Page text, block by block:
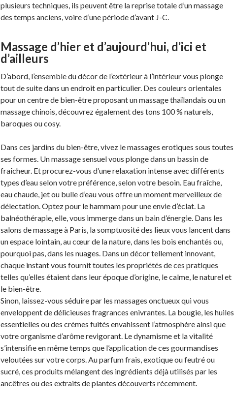
plusieurs techniques, ils peuvent être la reprise totale d’un massage
des temps anciens, voire d’une période d’avant J-C.
Massage d’hier et d’aujourd’hui, d’ici et
d’ailleurs
D’abord, l’ensemble du décor de l’extérieur à l’intérieur vous plonge
tout de suite dans un endroit en particulier. Des couleurs orientales
pour un centre de bien-être proposant un massage thaïlandais ou un
massage chinois, découvrez également des tons 100 % naturels,
baroques ou cosy.
Dans ces jardins du bien-être, vivez le massages erotiques sous toutes
ses formes. Un massage sensuel vous plonge dans un bassin de
fraîcheur. Et procurez-vous d’une relaxation intense avec différents
types d’eau selon votre préférence, selon votre besoin. Eau fraîche,
eau chaude, jet ou bulle d’eau vous offre un moment merveilleux de
délectation. Optez pour le hammam pour une envie d’éclat. La
balnéothérapie, elle, vous immerge dans un bain d’énergie. Dans les
salons de massage à Paris, la somptuosité des lieux vous lancent dans
un espace lointain, au cœur de la nature, dans les bois enchantés ou,
pourquoi pas, dans les nuages. Dans un décor tellement innovant,
chaque instant vous fournit toutes les propriétés de ces pratiques
telles qu’elles étaient dans leur époque d’origine, le calme, le naturel et
le bien-être.
Sinon, laissez-vous séduire par les massages onctueux qui vous
enveloppent de délicieuses fragrances enivrantes. La bougie, les huiles
essentielles ou des crèmes fuités envahissent l’atmosphère ainsi que
votre organisme d’arôme revigorant. Le dynamisme et la vitalité
s’intensifie en même temps que l’application de ces gourmandises
veloutées sur votre corps. Au parfum frais, exotique ou feutré ou
sucré, ces produits mélangent des ingrédients déjà utilisés par les
ancêtres ou des extraits de plantes découverts récemment.